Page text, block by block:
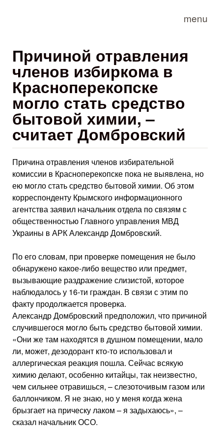
menu
Причиной отравления
членов избиркома в
Красноперекопске
могло стать средство
бытовой химии, –
считает Домбровский
Причина отравления членов избирательной
комиссии в Красноперекопске пока не выявлена, но
ею могло стать средство бытовой химии. Об этом
корреспонденту Крымского информационного
агентства заявил начальник отдела по связям с
общественностью Главного управления МВД
Украины в АРК Александр Домбровский.
По его словам, при проверке помещения не было
обнаружено какое-либо вещество или предмет,
вызывающие раздражение слизистой, которое
наблюдалось у 16-ти граждан. В связи с этим по
факту продолжается проверка.
Александр Домбровский предположил, что причиной
случившегося могло быть средство бытовой химии.
«Они же там находятся в душном помещении, мало
ли, может, дезодорант кто-то использовал и
аллергическая реакция пошла. Сейчас всякую
химию делают, особенно китайцы, так неизвестно,
чем сильнее отравишься, – слезоточивым газом или
баллончиком. Я не знаю, но у меня когда жена
брызгает на прическу лаком – я задыхаюсь», –
сказал начальник ОСО.